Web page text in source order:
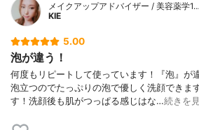
メイクアップアドバイザー / 美容薬学1…
KIE
5.00
泡が違う！
何度もリピートして使っています！『泡』が
泡立つのでたっぷりの泡で優しく洗顔できま
す！洗顔後も肌がつっぱる感じはな…続きを